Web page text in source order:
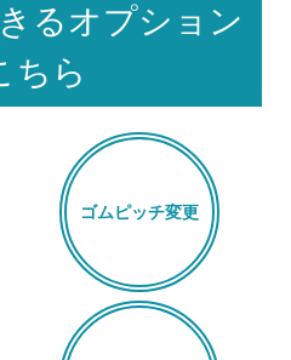
るオプション
ちら
ゴムピッチ変更